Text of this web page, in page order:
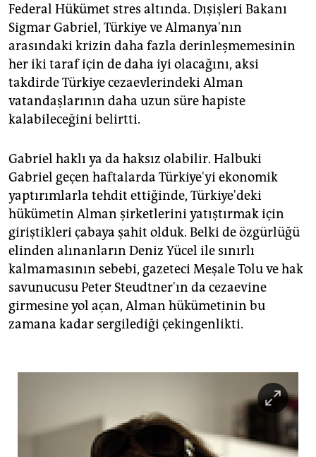
Federal Hükümet stres altında. Dışişleri Bakanı
Sigmar Gabriel, Türkiye ve Almanya'nın
arasındaki krizin daha fazla derinleşmemesinin
her iki taraf için de daha iyi olacağını, aksi
takdirde Türkiye cezaevlerindeki Alman
vatandaşlarının daha uzun süre hapiste
kalabileceğini belirtti.
Gabriel haklı ya da haksız olabilir. Halbuki
Gabriel geçen haftalarda Türkiye'yi ekonomik
yaptırımlarla tehdit ettiğinde, Türkiye'deki
hükümetin Alman şirketlerini yatıştırmak için
giriştikleri çabaya şahit olduk. Belki de özgürlüğü
elinden alınanların Deniz Yücel ile sınırlı
kalmamasının sebebi, gazeteci Meşale Tolu ve hak
savunucusu Peter Steudtner'ın da cezaevine
girmesine yol açan, Alman hükümetinin bu
zamana kadar sergilediği çekingenlikti.